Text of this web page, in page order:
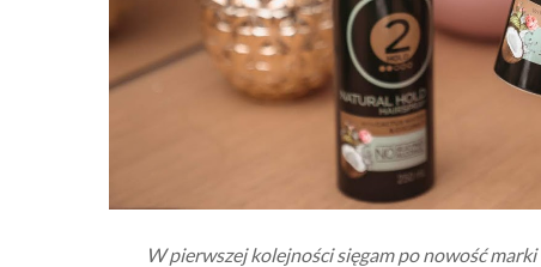
W pierwszej kolejności sięgam po nowość marki